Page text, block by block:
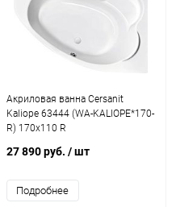
Акриловая ванна Cersanit
Kaliope 63444 (WA-KALIOPE*170-
R) 170x110 R
27 890 руб. / шт
Подробнее